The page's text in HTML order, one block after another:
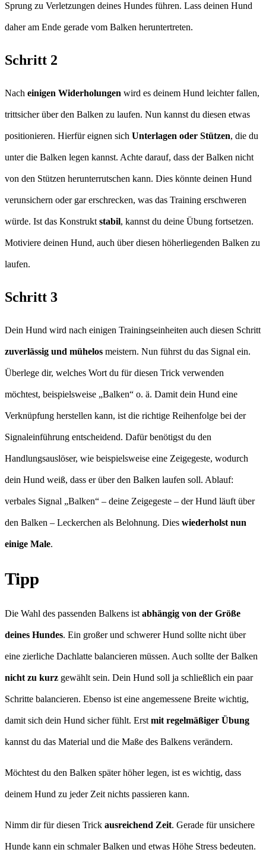
Sprung zu Verletzungen deines Hundes führen. Lass deinen Hund
daher am Ende gerade vom Balken heruntertreten.
Schritt 2
Nach einigen Widerholungen wird es deinem Hund leichter fallen,
trittsicher über den Balken zu laufen. Nun kannst du diesen etwas
positionieren. Hierfür eignen sich Unterlagen oder Stützen, die du
unter die Balken legen kannst. Achte darauf, dass der Balken nicht
von den Stützen herunterrutschen kann. Dies könnte deinen Hund
verunsichern oder gar erschrecken, was das Training erschweren
würde. Ist das Konstrukt stabil, kannst du deine Übung fortsetzen.
Motiviere deinen Hund, auch über diesen höherliegenden Balken zu
laufen.
Schritt 3
Dein Hund wird nach einigen Trainingseinheiten auch diesen Schritt
zuverlässig und mühelos meistern. Nun führst du das Signal ein.
Überlege dir, welches Wort du für diesen Trick verwenden
möchtest, beispielsweise „Balken“ o. ä. Damit dein Hund eine
Verknüpfung herstellen kann, ist die richtige Reihenfolge bei der
Signaleinführung entscheidend. Dafür benötigst du den
Handlungsauslöser, wie beispielsweise eine Zeigegeste, wodurch
dein Hund weiß, dass er über den Balken laufen soll. Ablauf:
verbales Signal „Balken“ – deine Zeigegeste – der Hund läuft über
den Balken – Leckerchen als Belohnung. Dies wiederholst nun
einige Male.
Tipp
Die Wahl des passenden Balkens ist abhängig von der Größe
deines Hundes. Ein großer und schwerer Hund sollte nicht über
eine zierliche Dachlatte balancieren müssen. Auch sollte der Balken
nicht zu kurz gewählt sein. Dein Hund soll ja schließlich ein paar
Schritte balancieren. Ebenso ist eine angemessene Breite wichtig,
damit sich dein Hund sicher fühlt. Erst mit regelmäßiger Übung
kannst du das Material und die Maße des Balkens verändern.
Möchtest du den Balken später höher legen, ist es wichtig, dass
deinem Hund zu jeder Zeit nichts passieren kann.
Nimm dir für diesen Trick ausreichend Zeit. Gerade für unsichere
Hunde kann ein schmaler Balken und etwas Höhe Stress bedeuten.